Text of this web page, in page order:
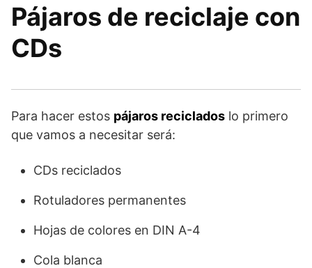
Pájaros de reciclaje con
CDs
Para hacer estos pájaros reciclados lo primero
que vamos a necesitar será:
CDs reciclados
Rotuladores permanentes
Hojas de colores en DIN A-4
Cola blanca